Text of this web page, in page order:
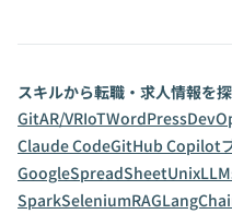
スキルから転職・求人情報を
GitAR/VRIoTWordPress
Claude CodeGitHub Copilot
GoogleSpreadSheetUnix
SparkSeleniumRAG